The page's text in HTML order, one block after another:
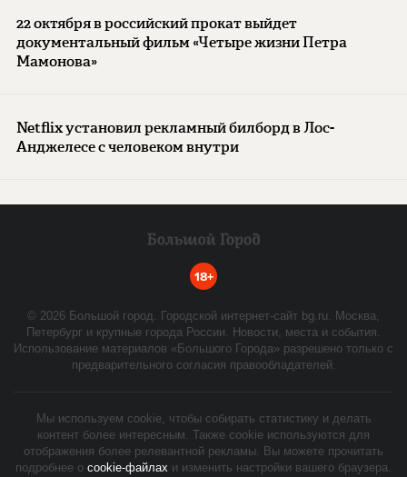
22 октября в российский прокат выйдет
документальный фильм «Четыре жизни Петра
Мамонова»
Netflix установил рекламный билборд в Лос-
Анджелесе с человеком внутри
18+
© 2026 Большой город. Городской интернет-сайт bg.ru. Москва,
Петербург и крупные города России. Новости, места и события.
Использование материалов «Большого Города» разрешено только с
предварительного согласия правообладателей.
Мы используем cookie, чтобы собирать статистику и делать
контент более интересным. Также cookie используются для
отображения более релевантной рекламы. Вы можете прочитать
подробнее о cookie-файлах и изменить настройки вашего браузера.